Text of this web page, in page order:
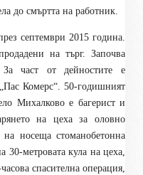
до смъртта на работник.
септември 2015 година.
на търг. Започва
За част от дейностите е
Комерс“. 50-годишният
Михалково е багерист и
на цеха за оловно
на носеща стоманобетонна
30-метровата кула на цеха,
спасителна операция,